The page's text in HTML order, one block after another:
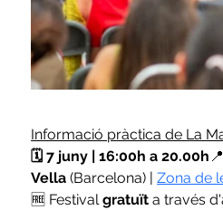
Informació pràctica de La
🗓 7 juny | 16:00h a 20.00h 📍
Vella (Barcelona) | Zona de
🆓 Festival gratuït a través